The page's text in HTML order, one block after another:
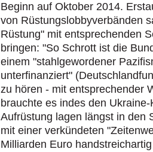
Beginn auf Oktober 2014.
von Rüstungslobbyverbänden
Rüstung" mit entsprechenden
bringen: "So Schrott ist die
einem "stahlgewordener
unterfinanziert"
zu hören - mit entsprechender
brauchte es indes den
Aufrüstung lagen längst in den
mit einer verkündeten
Milliarden Euro